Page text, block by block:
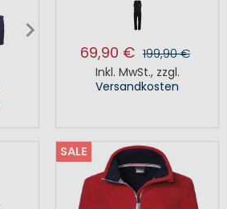
69,90 € 199,90 €
Inkl. MwSt., zzgl.
Versandkosten
SALE